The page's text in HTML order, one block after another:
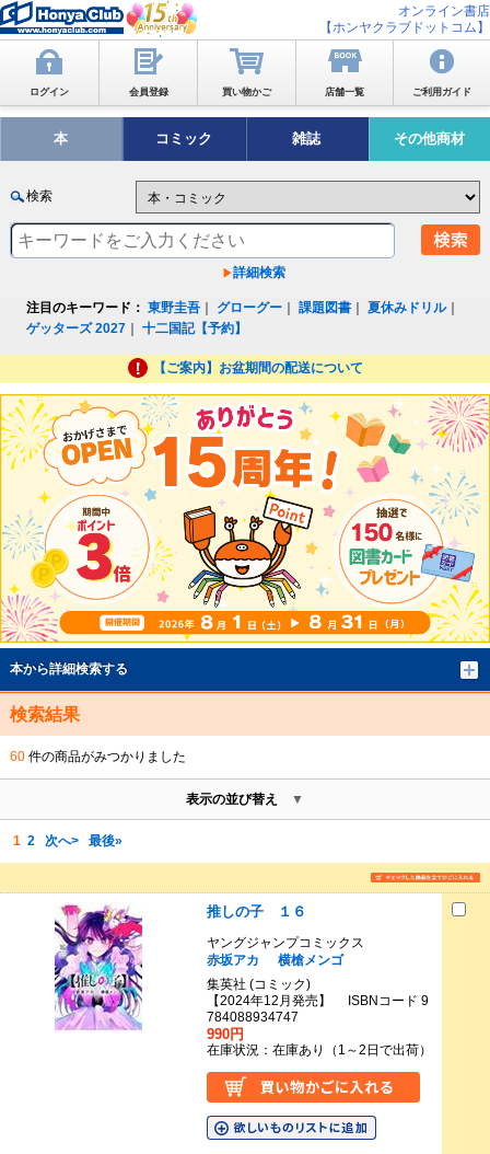
オンライン書店
【ホンヤクラブドットコム】
ログイン 会員登録 買い物かご 店舗一覧 ご利用ガイド
本 コミック 雑誌 その他商材
検索
詳細検索
注目のキーワード： 東野圭吾 グローグー ｜課題図書 ｜夏休みドリル｜
ゲッターズ 2027 ｜十二国記【予約】
【ご案内】お盆期間の配送について
本から詳細検索する
検索結果
60件の商品がみつかりました
表示の並び替え
1 2 次へ> 最後»
推しの子 １６
ヤングジャンプコミックス
赤坂アカ
横槍メンゴ
集英社 (コミック)
【2024年12月発売】 ISBNコード 9
784088934747
990円
在庫状況：在庫あり（1～2日で出荷）